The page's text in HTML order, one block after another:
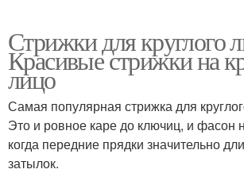
волосы
Боб с укладкой
Стрижки для круглого
Красивые стрижки на
лицо
Самая популярная стрижка для
Это и ровное каре до ключиц, и фасон
когда передние прядки значительно
затылок.